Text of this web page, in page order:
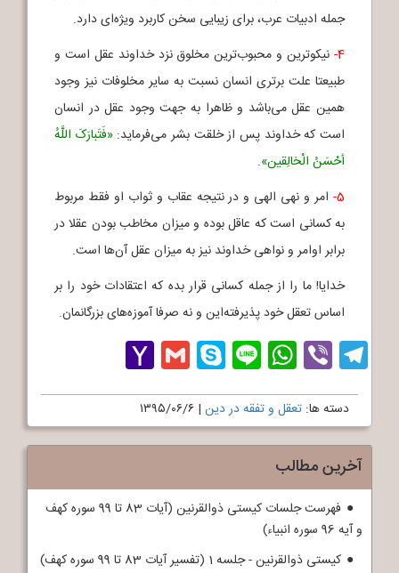
جمله ادبیات عرب، برای زیبایی سخن کاربرد ویژه‌ای دارد.
4- نیکوترین و محبوب‌ترین مخلوق نزد خداوند عقل است و
طبیعتا علت برتری انسان نسبت به سایر مخلوفات نیز وجود
همین عقل می‌باشد و ظاهرا به جهت وجود عقل در انسان
است که خداوند پس از خلقت بشر می‌فرماید:«فَتَبارَکَ اللَّهُ
أحْسَنُ الْخالِقین».
5- امر و نهی الهی و در نتیجه عقاب و ثواب او فقط مربوط
به کسانی است که عاقل بوده و میزان مخاطب بودن عقلا در
برابر اوامر و نواهی خداوند نیز به میزان عقل آن‌ها است.
خدایا! ما را از جمله کسانی قرار بده که اعتقادات خود را بر
اساس تعقل خود پذیرفته‌این و نه صرفا آموزه‌های بزرگانمان.
Telegram
Viber
WhatsApp
Line
Skype
Gmail
Mail
دسته ها: تعقل و تفقه در دین | ۱۳۹۵/۰۶/۶
آخرین مطالب
فهرست جلسات کیستی ذوالقرنین (آیات 83 تا 99 سوره کهف
و آیه 96 سوره انبیاء)
کیستی ذوالقرنین - جلسه 1 (تفسیر آیات 83 تا 99 سوره کهف)